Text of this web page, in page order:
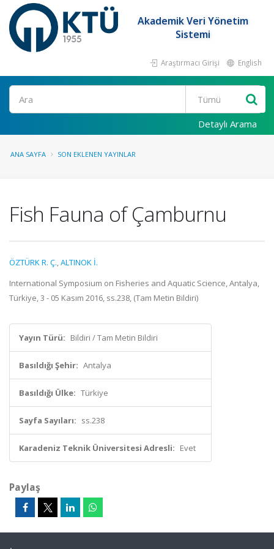
Akademik Veri Yönetim
Sistemi
Araştırmacı Girişi English
Ara
Detaylı Arama
ANA SAYFA SON EKLENEN YAYINLAR
Fish Fauna of Çamburnu
ÖZTÜRK R. Ç.,ALTINOK İ.
International Symposium on Fisheries and Aquatic Science, Antalya,
Türkiye, 3 - 05 Kasım 2016, ss.238, (Tam Metin Bildiri)
Yayın Türü: Bildiri / Tam Metin Bildiri
Basıldığı Şehir: Antalya
Basıldığı Ülke: Türkiye
Sayfa Sayıları: ss.238
Karadeniz Teknik Üniversitesi Adresli: Evet
Paylaş